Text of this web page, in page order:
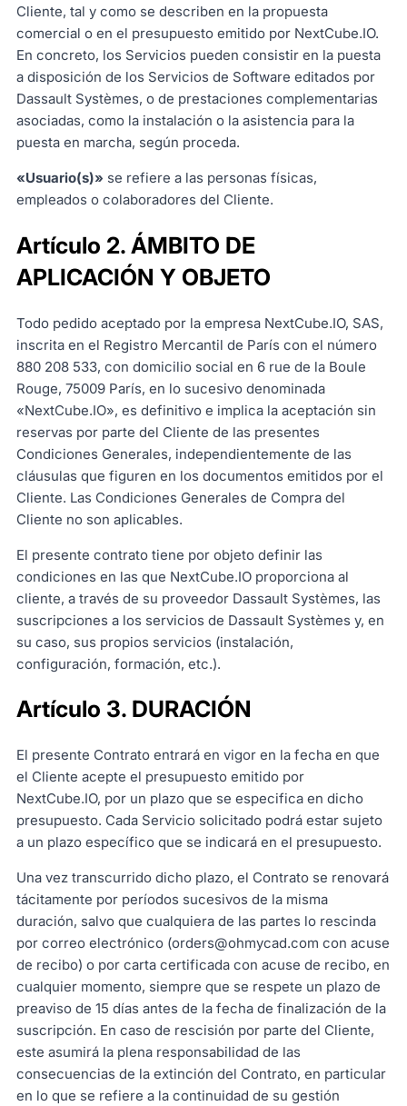
Cliente, tal y como se describen en la propuesta
comercial o en el presupuesto emitido por NextCube.IO.
En concreto, los Servicios pueden consistir en la puesta
a disposición de los Servicios de Software editados por
Dassault Systèmes, o de prestaciones complementarias
asociadas, como la instalación o la asistencia para la
puesta en marcha, según proceda.
«Usuario(s)» se refiere a las personas físicas,
empleados o colaboradores del Cliente.
Artículo 2. ÁMBITO DE
APLICACIÓN Y OBJETO
Todo pedido aceptado por la empresa NextCube.IO, SAS,
inscrita en el Registro Mercantil de París con el número
880 208 533, con domicilio social en 6 rue de la Boule
Rouge, 75009 París, en lo sucesivo denominada
«NextCube.IO», es definitivo e implica la aceptación sin
reservas por parte del Cliente de las presentes
Condiciones Generales, independientemente de las
cláusulas que figuren en los documentos emitidos por el
Cliente. Las Condiciones Generales de Compra del
Cliente no son aplicables.
El presente contrato tiene por objeto definir las
condiciones en las que NextCube.IO proporciona al
cliente, a través de su proveedor Dassault Systèmes, las
suscripciones a los servicios de Dassault Systèmes y, en
su caso, sus propios servicios (instalación,
configuración, formación, etc.).
Artículo 3. DURACIÓN
El presente Contrato entrará en vigor en la fecha en que
el Cliente acepte el presupuesto emitido por
NextCube.IO, por un plazo que se especifica en dicho
presupuesto. Cada Servicio solicitado podrá estar sujeto
a un plazo específico que se indicará en el presupuesto.
Una vez transcurrido dicho plazo, el Contrato se renovará
tácitamente por períodos sucesivos de la misma
duración, salvo que cualquiera de las partes lo rescinda
por correo electrónico (orders@ohmycad.com con acuse
de recibo) o por carta certificada con acuse de recibo, en
cualquier momento, siempre que se respete un plazo de
preaviso de 15 días antes de la fecha de finalización de la
suscripción. En caso de rescisión por parte del Cliente,
este asumirá la plena responsabilidad de las
consecuencias de la extinción del Contrato, en particular
en lo que se refiere a la continuidad de su gestión